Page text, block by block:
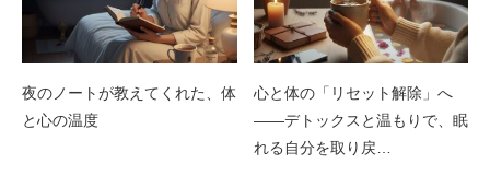
夜のノートが教えてくれた、体
と心の温度
心と体の「リセット解除」へ
――デトックスと温もりで、眠
れる自分を取り戻…